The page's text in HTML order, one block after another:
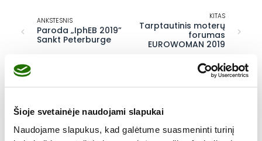
Šioje svetainėje naudojami slapukai
Naudojame slapukus, kad galėtume suasmeninti turinį
ANKSTESNIS
Paroda „IphEB 2019”
Sankt Peterburge
KITAS
Tarptautinis moterų
forumas
EUROWOMAN 2019
Parašykite komentarą
Tikprisijungęvartotojai gali komentuoti.